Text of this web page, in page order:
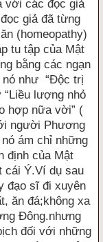
với các đọc giả
giả đã từng
(homeopathy)
tu tập của Mật
bằng các ngạn
nó như “Ðộc trị
“Liều lượng nhỏ
hợp nữa vời” (
người Phương
ám chỉ những
định của Mật
cái Ý.Ví dụ sau
đạo sĩ đi xuyên
ăn đá;không xa
Ðông.nhưng
đối với những